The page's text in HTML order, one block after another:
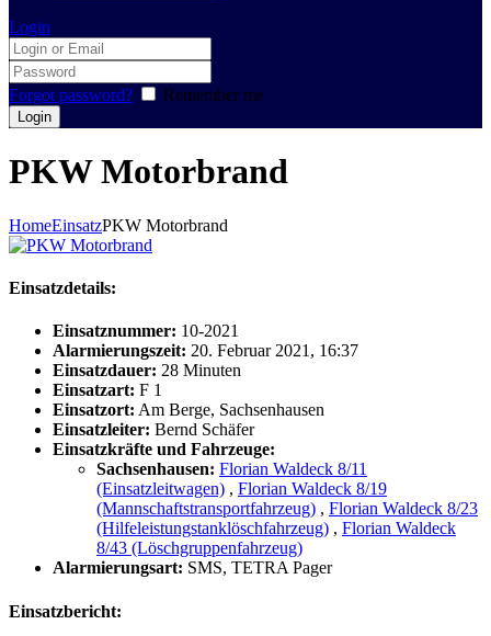
Login
Forgot password? Remember me
PKW Motorbrand
HomeEinsatzPKW Motorbrand
Einsatzdetails:
Einsatznummer: 10-2021
Alarmierungszeit: 20. Februar 2021, 16:37
Einsatzdauer: 28 Minuten
Einsatzart: F 1
Einsatzort: Am Berge, Sachsenhausen
Einsatzleiter: Bernd Schäfer
Einsatzkräfte und Fahrzeuge:
Sachsenhausen: Florian Waldeck 8/11
(Einsatzleitwagen) , Florian Waldeck 8/19
(Mannschaftstransportfahrzeug) , Florian Waldeck 8/23
(Hilfeleistungstanklöschfahrzeug) , Florian Waldeck
8/43 (Löschgruppenfahrzeug)
Alarmierungsart: SMS, TETRA Pager
Einsatzbericht: